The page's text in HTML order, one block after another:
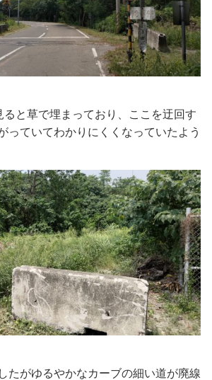
ると草で埋まっており、ここを迂回す
っていてわかりにくくなっていたよう
たがゆるやかなカーブの細い道が廃線